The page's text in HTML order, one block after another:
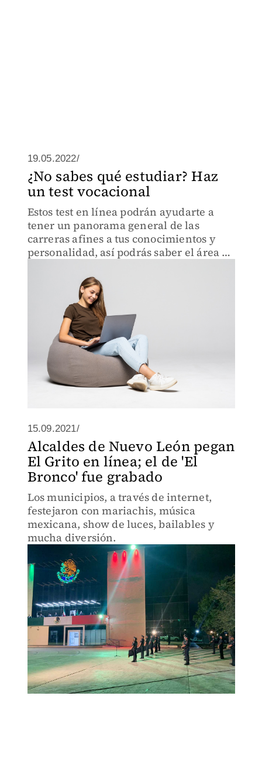
19.05.2022/
¿No sabes qué estudiar? Haz
un test vocacional
Estos test en línea podrán ayudarte a
tener un panorama general de las
carreras afines a tus conocimientos y
personalidad, así podrás saber el área de
15.09.2021/
Alcaldes de Nuevo León pegan
El Grito en línea; el de 'El
Bronco' fue grabado
Los municipios, a través de internet,
festejaron con mariachis, música
mexicana, show de luces, bailables y
mucha diversión.